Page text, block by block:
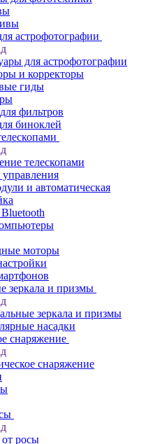
астрофотографии
для астрофотографии
и корректоры
гиды
фильтров
биноклей
телескопами
и автоматическая
моторы
зеркала и призмы
зеркала и призмы
насадки
снаряжение
снаряжение
росы